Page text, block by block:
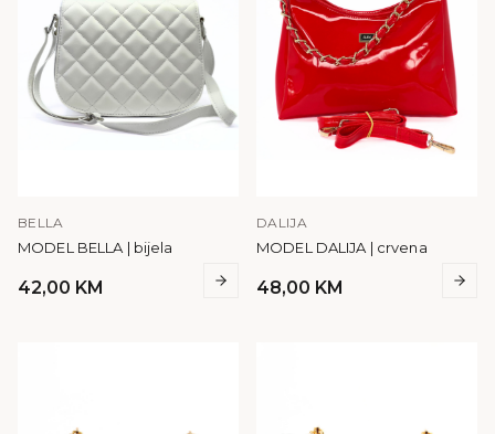
BELLA
MODEL BELLA | bijela
42,00 KM
DALIJA
MODEL DALIJA | crvena
48,00 KM